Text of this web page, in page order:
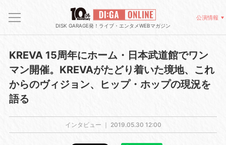
DISK GARAGE発！ライブ・エンタメWEBマガジン
公演情報
KREVA 15周年にホーム・日本武道館でワン
マン開催。KREVAがたどり着いた境地、これ
からのヴィジョン、ヒップ・ホップの現況を
語る
インタビュー ｜ 2019.05.30 12:00